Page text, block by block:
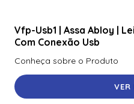
Vfp-Usb1 | Assa Abloy |
Com Conexão Usb
Conheça sobre o Produto
VER